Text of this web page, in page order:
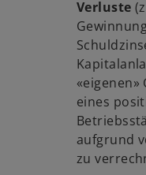
Verluste
«eigenen»
eines
aufgrund
zu